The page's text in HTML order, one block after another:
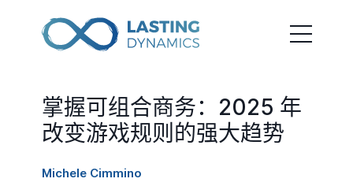
掌握可组合商务：2025 年
改变游戏规则的强大趋势
Michele Cimmino